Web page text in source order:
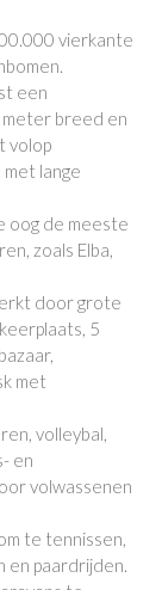
vierkante
een
breed en
volop
lange
oog de meeste
zoals Elba,
door grote
5
met
volleybal,
en
volwassenen
te tennissen,
en paardrijden.